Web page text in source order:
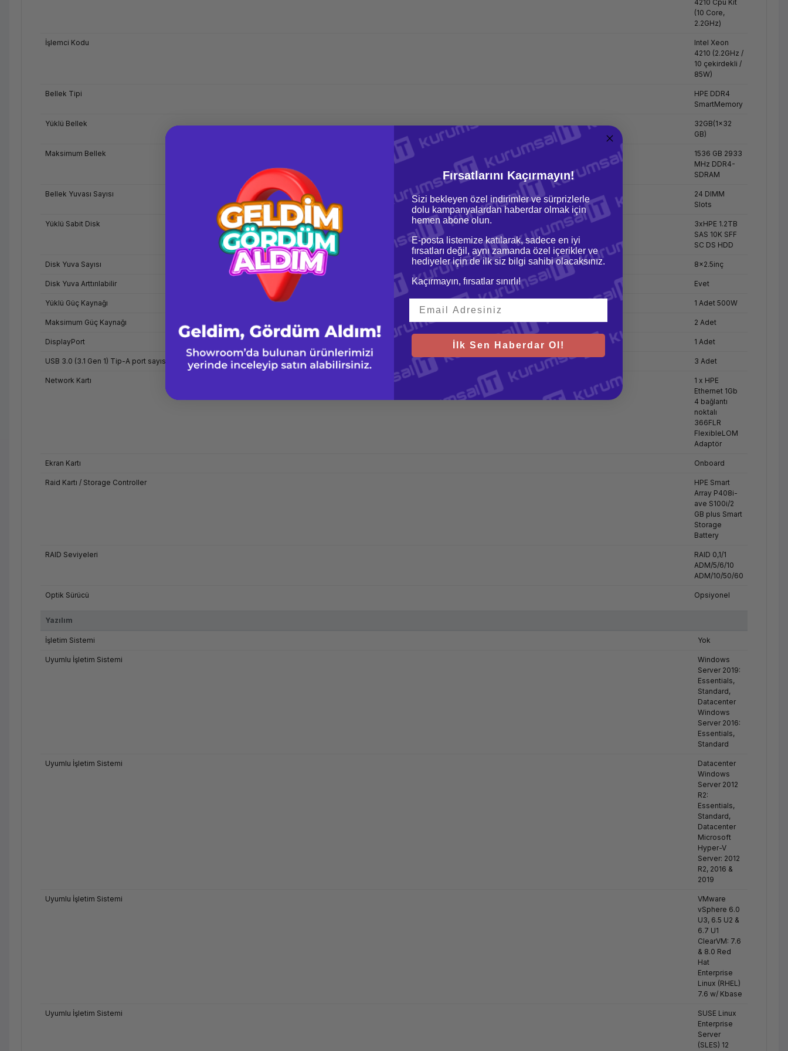
4210 Cpu Kit
(10 Core,
2.2GHz)
İşlemci Kodu
Intel Xeon
4210 (2.2GHz /
10 çekirdekli /
85W)
Bellek Tipi
HPE DDR4
SmartMemory
Yüklü Bellek
32GB(1x32
GB)
Maksimum Bellek
1536 GB 2933
MHz DDR4-
SDRAM
Bellek Yuvası Sayısı
24 DIMM
Slots
Yüklü Sabit Disk
3xHPE 1.2TB
SAS 10K SFF
SC DS HDD
Disk Yuva Sayısı 8x2.5inç
Disk Yuva Arttırılabilir Evet
Yüklü Güç Kaynağı 1 Adet 500W
Maksimum Güç Kaynağı 2 Adet
DisplayPort 1 Adet
USB 3.0 (3.1 Gen 1) Tip-A port sayısı 3 Adet
Network Kartı
1 x HPE
Ethernet 1Gb
4 bağlantı
noktalı
366FLR
FlexibleLOM
Adaptör
Ekran Kartı Onboard
Raid Kartı / Storage Controller
HPE Smart
Array P408i-
ave S100i/2
GB plus Smart
Storage
Battery
RAID Seviyeleri
RAID 0,1/1
ADM/5/6/10
ADM/10/50/60
Optik Sürücü Opsiyonel
Yazılım
İşletim Sistemi Yok
Uyumlu İşletim Sistemi
Windows
Server 2019:
Essentials,
Standard,
Datacenter
Windows
Server 2016:
Essentials,
Standard
Uyumlu İşletim Sistemi
Datacenter
Windows
Server 2012
R2:
Essentials,
Standard,
Datacenter
Microsoft
Hyper-V
Server: 2012
R2, 2016 &
2019
Uyumlu İşletim Sistemi
VMware
vSphere 6.0
U3, 6.5 U2 &
6.7 U1
ClearVM: 7.6
& 8.0 Red
Hat
Enterprise
Linux (RHEL)
7.6 w/ Kbase
Uyumlu İşletim Sistemi
SUSE Linux
Enterprise
Server
(SLES) 12
Fırsatlarını Kaçırmayın!
Sizi bekleyen özel indirimler ve sürprizlerle
dolu kampanyalardan haberdar olmak için
hemen abone olun.
E-posta listemize katılarak, sadece en iyi
fırsatları değil, aynı zamanda özel içerikler ve
hediyeler için de ilk siz bilgi sahibi olacaksınız.
Kaçırmayın, fırsatlar sınırlı!
İlk Sen Haberdar Ol!